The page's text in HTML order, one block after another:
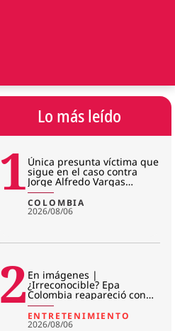
Lo más leído
1 Única presunta víctima que
sigue en el caso contra
Jorge Alfredo Vargas
rompió el silencio: “No me r
COLOMBIA
2026/08/06
2 En imágenes |
¿Irreconocible? Epa
Colombia reapareció con
sorpresivo cambio físico en
prisión
ENTRETENIMIENTO
2026/08/06